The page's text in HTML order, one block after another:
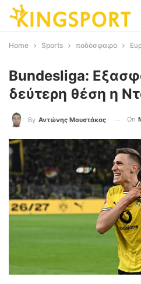
Home Sports ποδόσφαιρο
Bundesliga:
δεύτερη θέση η
By Αντώνης Μουστάκας On